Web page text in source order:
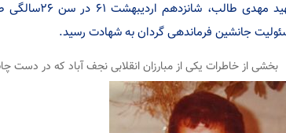
شهید مهدی
جانشین فرماندهی گردان به شهادت رسید.
بخشی از خاطرات یکی از مبارزان انقلابی نجف آباد که در دست